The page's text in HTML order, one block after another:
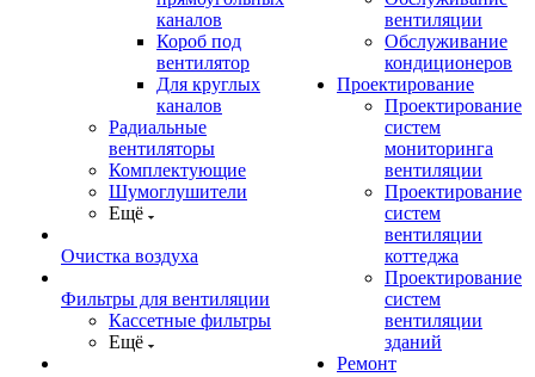
каналов
Короб под
вентилятор
Для круглых
каналов
Радиальные
вентиляторы
Комплектующие
Шумоглушители
Ещё
Очистка воздуха
Фильтры для вентиляции
Кассетные фильтры
Ещё
вентиляции
Обслуживание
кондиционеров
Проектирование
Проектирование
систем
мониторинга
вентиляции
Проектирование
систем
вентиляции
коттеджа
Проектирование
систем
вентиляции
зданий
Ремонт